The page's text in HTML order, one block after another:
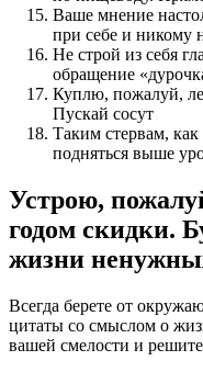
Ваше мнение
при себе и никому
Не строй из себя
обращение
Куплю, пожалуй,
Пускай сосут
Таким стервам,
подняться выше
Устрою,
годом скидки.
жизни
Всегда берете от
цитаты со смыслом о
вашей смелости и